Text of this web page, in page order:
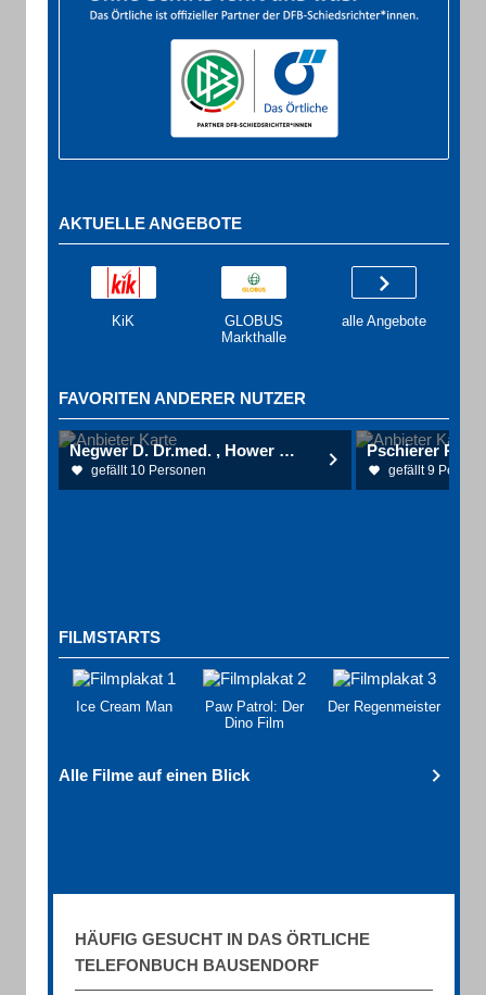
AKTUELLE ANGEBOTE
KiK
GLOBUS
Markthalle
alle Angebote
FAVORITEN ANDERER NUTZER
Negwer D. Dr.med. , Hower M. Dr.med. , Truszkowski P. Gemeinschaftspraxis für Orthopädie und Unfallchirurgie
gefällt 10 Personen gefällt 9
FILMSTARTS
Ice Cream Man
Paw Patrol: Der
Dino Film
Der Regenmeister
Alle Filme auf einen Blick
HÄUFIG GESUCHT IN DAS ÖRTLICHE
TELEFONBUCH BAUSENDORF